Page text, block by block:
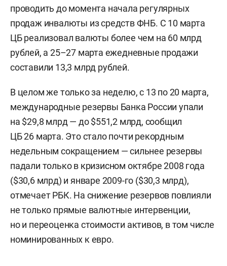
проводить до момента начала регулярных
продаж инвалюты из средств ФНБ. С 10 марта
ЦБ реализовал валюты более чем на 60 млрд
рублей, а 25–27 марта ежедневные продажи
составили 13,3 млрд рублей.
В целом же только за неделю, с 13 по 20 марта,
международные резервы Банка России упали
на $29,8 млрд — до $551,2 млрд, сообщил
ЦБ 26 марта. Это стало почти рекордным
недельным сокращением — сильнее резервы
падали только в кризисном октябре 2008 года
($30,6 млрд) и январе 2009-го ($30,3 млрд),
отмечает РБК. На снижение резервов повлияли
не только прямые валютные интервенции,
но и переоценка стоимости активов, в том числе
номинированных к евро.